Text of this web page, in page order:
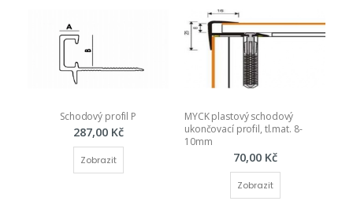
Schodový profil P
287,00 Kč
Zobrazit
MYCK plastový schodový
ukončovací profil, tl.mat. 8-
10mm
70,00 Kč
Zobrazit